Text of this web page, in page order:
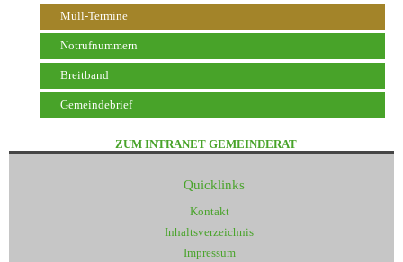
Müll-Termine
Notrufnummern
Breitband
Gemeindebrief
ZUM INTRANET GEMEINDERAT
Quicklinks
Kontakt
Inhaltsverzeichnis
Impressum